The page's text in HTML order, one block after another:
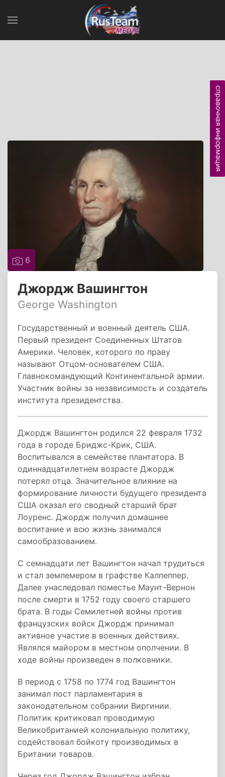
6
Джордж Вашингтон
George Washington
Государственный и военный деятель США.
Первый президент Соединенных Штатов
Америки. Человек, которого по праву
называют Отцом-основателем США.
Главнокомандующий Континентальной армии.
Участник войны за независимость и создатель
института президентства.
Джордж Вашингтон родился 22 февраля 1732
года в городе Бриджс-Крик, США.
Воспитывался в семействе плантатора. В
одиннадцатилетнем возрасте Джордж
потерял отца. Значительное влияние на
формирование личности будущего президента
США оказал его сводный старший брат
Лоуренс. Джордж получил домашнее
воспитание и всю жизнь занимался
самообразованием.
С семнадцати лет Вашингтон начал трудиться
и стал землемером в графстве Калпеппер.
Далее унаследовал поместье Маунт-Вернон
после смерти в 1752 году своего старшего
брата. В годы Семилетней войны против
французских войск Джордж принимал
активное участие в военных действиях.
Являлся майором в местном ополчении. В
ходе войны произведен в полковники.
В период с 1758 по 1774 год Вашингтон
занимал пост парламентария в
законодательном собрании Виргинии.
Политик критиковал проводимую
Великобританией колониальную политику,
содействовал бойкоту производимых в
Британии товаров.
справочная информация